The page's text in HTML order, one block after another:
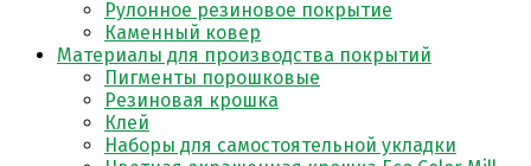
Рулонное резиновое покрытие
Каменный ковер
Материалы для производства покрытий
Пигменты порошковые
Резиновая крошка
Клей
Наборы для самостоятельной укладки